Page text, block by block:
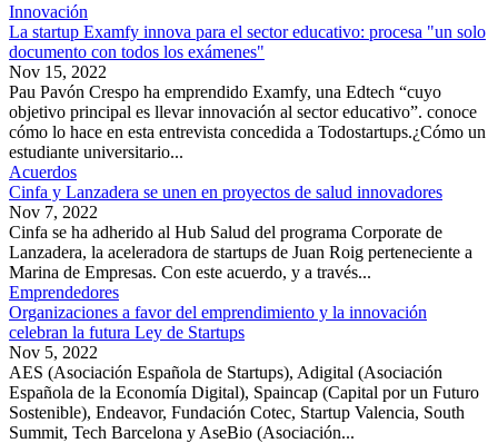
Innovación
La startup Examfy innova para el sector educativo: procesa "un solo
documento con todos los exámenes"
Nov 15, 2022
Pau Pavón Crespo ha emprendido Examfy, una Edtech “cuyo
objetivo principal es llevar innovación al sector educativo”. conoce
cómo lo hace en esta entrevista concedida a Todostartups.¿Cómo un
estudiante universitario...
Acuerdos
Cinfa y Lanzadera se unen en proyectos de salud innovadores
Nov 7, 2022
Cinfa se ha adherido al Hub Salud del programa Corporate de
Lanzadera, la aceleradora de startups de Juan Roig perteneciente a
Marina de Empresas. Con este acuerdo, y a través...
Emprendedores
Organizaciones a favor del emprendimiento y la innovación
celebran la futura Ley de Startups
Nov 5, 2022
AES (Asociación Española de Startups), Adigital (Asociación
Española de la Economía Digital), Spaincap (Capital por un Futuro
Sostenible), Endeavor, Fundación Cotec, Startup Valencia, South
Summit, Tech Barcelona y AseBio (Asociación...